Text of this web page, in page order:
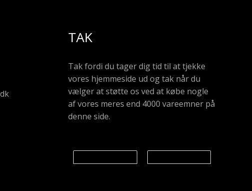
TAK
Tak fordi du tager dig tid til at tjekke
vores hjemmeside ud og tak når du
vælger at støtte os ved at købe nogle
af vores meres end 4000 vareemner på
denne side.